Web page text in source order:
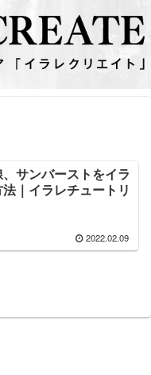
サンバーストをイラ
｜イラレチュートリ
2022.02.09